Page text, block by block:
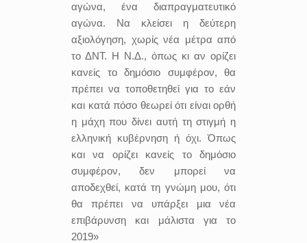
αγώνα, ένα διαπραγματευτικό
αγώνα. Να κλείσει η δεύτερη
αξιολόγηση, χωρίς νέα μέτρα από
το ΔΝΤ. Η Ν.Δ., όπως κι αν ορίζει
κανείς το δημόσιο συμφέρον, θα
πρέπει να τοποθετηθεί για το εάν
και κατά πόσο θεωρεί ότι είναι ορθή
η μάχη που δίνει αυτή τη στιγμή η
ελληνική κυβέρνηση ή όχι. Όπως
και να ορίζει κανείς το δημόσιο
συμφέρον, δεν μπορεί να
αποδεχθεί, κατά τη γνώμη μου, ότι
θα πρέπει να υπάρξει μια νέα
επιβάρυνση και μάλιστα για το
2019»